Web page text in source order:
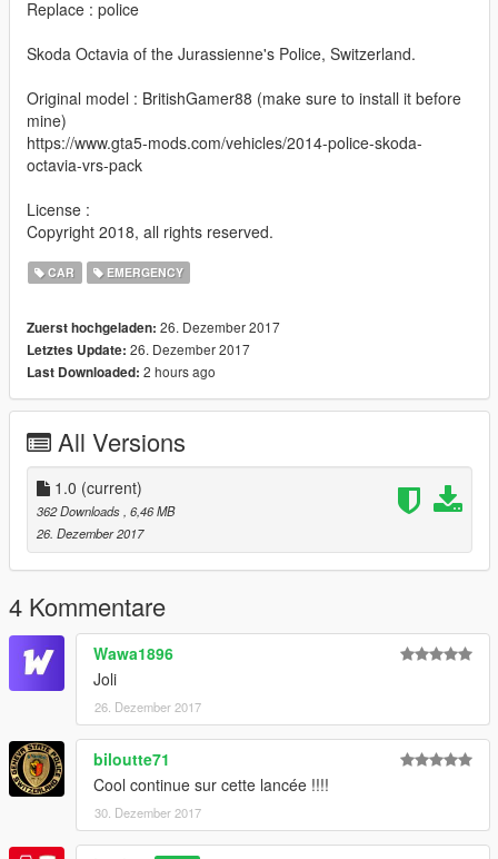
Replace : police
Skoda Octavia of the Jurassienne's Police, Switzerland.
Original model : BritishGamer88 (make sure to install it before
mine)
https://www.gta5-mods.com/vehicles/2014-police-skoda-
octavia-vrs-pack
License :
Copyright 2018, all rights reserved.
CAR EMERGENCY
Zuerst hochgeladen: 26. Dezember 2017
Letztes Update: 26. Dezember 2017
Last Downloaded: 2 hours ago
All Versions
1.0 (current)
362 Downloads , 6,46 MB
26. Dezember 2017
4 Kommentare
Wawa1896
Joli
26. Dezember 2017
biloutte71
Cool continue sur cette lancée !!!!
30. Dezember 2017